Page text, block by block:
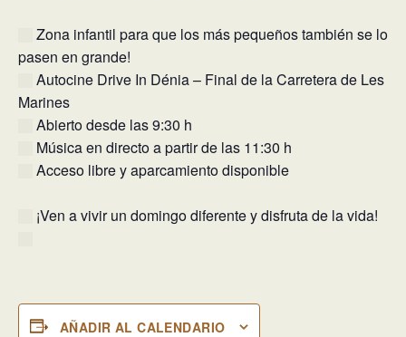
Zona infantil para que los más pequeños también se lo
pasen en grande!
Autocine Drive In Dénia – Final de la Carretera de Les
Marines
Abierto desde las 9:30 h
Música en directo a partir de las 11:30 h
Acceso libre y aparcamiento disponible
¡Ven a vivir un domingo diferente y disfruta de la vida!
AÑADIR AL CALENDARIO